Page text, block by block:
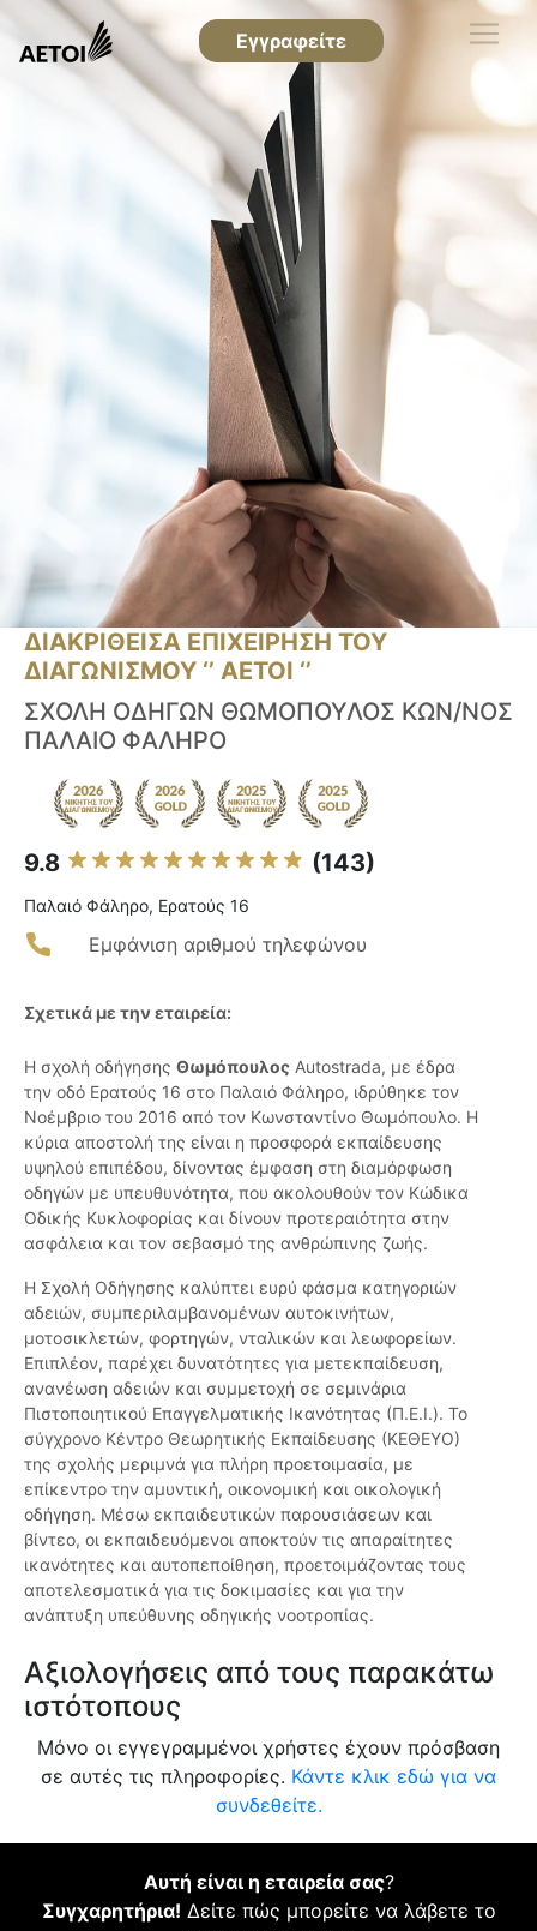
Εγγραφείτε
ΔΙΑΚΡΙΘΕΙΣΑ ΕΠΙΧΕΙΡΗΣΗ ΤΟΥ
ΔΙΑΓΩΝΙΣΜΟΥ ‘’ ΑΕΤΟΙ ‘’
ΣΧΟΛΗ ΟΔΗΓΩΝ ΘΩΜΟΠΟΥΛΟΣ ΚΩΝ/ΝΟΣ
ΠΑΛΑΙΟ ΦΑΛΗΡΟ
9.8 (143)
Παλαιό Φάληρο, Ερατούς 16
Εμφάνιση αριθμού τηλεφώνου
Σχετικά με την εταιρεία:
Η σχολή οδήγησης Θωμόπουλος Autostrada, με έδρα
την οδό Ερατούς 16 στο Παλαιό Φάληρο, ιδρύθηκε τον
Νοέμβριο του 2016 από τον Κωνσταντίνο Θωμόπουλο. Η
κύρια αποστολή της είναι η προσφορά εκπαίδευσης
υψηλού επιπέδου, δίνοντας έμφαση στη διαμόρφωση
οδηγών με υπευθυνότητα, που ακολουθούν τον Κώδικα
Οδικής Κυκλοφορίας και δίνουν προτεραιότητα στην
ασφάλεια και τον σεβασμό της ανθρώπινης ζωής.
Η Σχολή Οδήγησης καλύπτει ευρύ φάσμα κατηγοριών
αδειών, συμπεριλαμβανομένων αυτοκινήτων,
μοτοσικλετών, φορτηγών, νταλικών και λεωφορείων.
Επιπλέον, παρέχει δυνατότητες για μετεκπαίδευση,
ανανέωση αδειών και συμμετοχή σε σεμινάρια
Πιστοποιητικού Επαγγελματικής Ικανότητας (Π.Ε.Ι.). Το
σύγχρονο Κέντρο Θεωρητικής Εκπαίδευσης (ΚΕΘΕΥΟ)
της σχολής μεριμνά για πλήρη προετοιμασία, με
επίκεντρο την αμυντική, οικονομική και οικολογική
οδήγηση. Μέσω εκπαιδευτικών παρουσιάσεων και
βίντεο, οι εκπαιδευόμενοι αποκτούν τις απαραίτητες
ικανότητες και αυτοπεποίθηση, προετοιμάζοντας τους
αποτελεσματικά για τις δοκιμασίες και για την
ανάπτυξη υπεύθυνης οδηγικής νοοτροπίας.
Αξιολογήσεις από τους παρακάτω
ιστότοπους
Μόνο οι εγγεγραμμένοι χρήστες έχουν πρόσβαση
σε αυτές τις πληροφορίες. Κάντε κλικ εδώ για να
συνδεθείτε.
Αυτή είναι η εταιρεία σας?
Συγχαρητήρια! Δείτε πώς μπορείτε να λάβετε το